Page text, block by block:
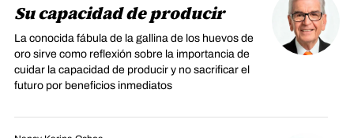
Su capacidad de producir
La conocida fábula de la gallina de los huevos de
oro sirve como reflexión sobre la importancia de
cuidar la capacidad de producir y no sacrificar el
futuro por beneficios inmediatos